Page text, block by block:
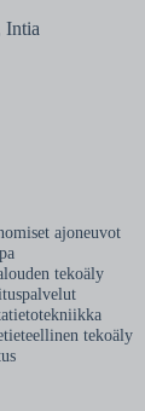
Intia
ajoneuvot
tekoäly
tekoäly